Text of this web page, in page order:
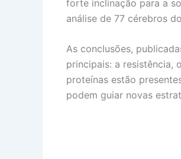
forte inclinação para a
análise de 77 cérebros
As conclusões,
principais: a resistência,
proteínas estão
podem guiar novas